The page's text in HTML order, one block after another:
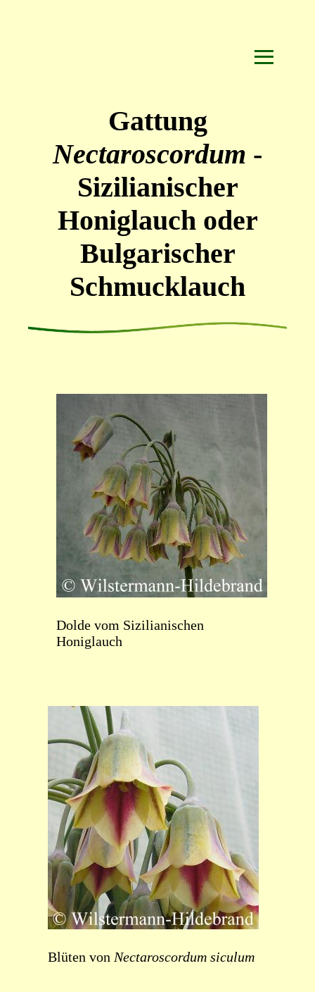
≡
Gattung
Nectaroscordum -
Sizilianischer
Honiglauch oder
Bulgarischer
Schmucklauch
Dolde vom Sizilianischen
Honiglauch
Blüten von Nectaroscordum siculum